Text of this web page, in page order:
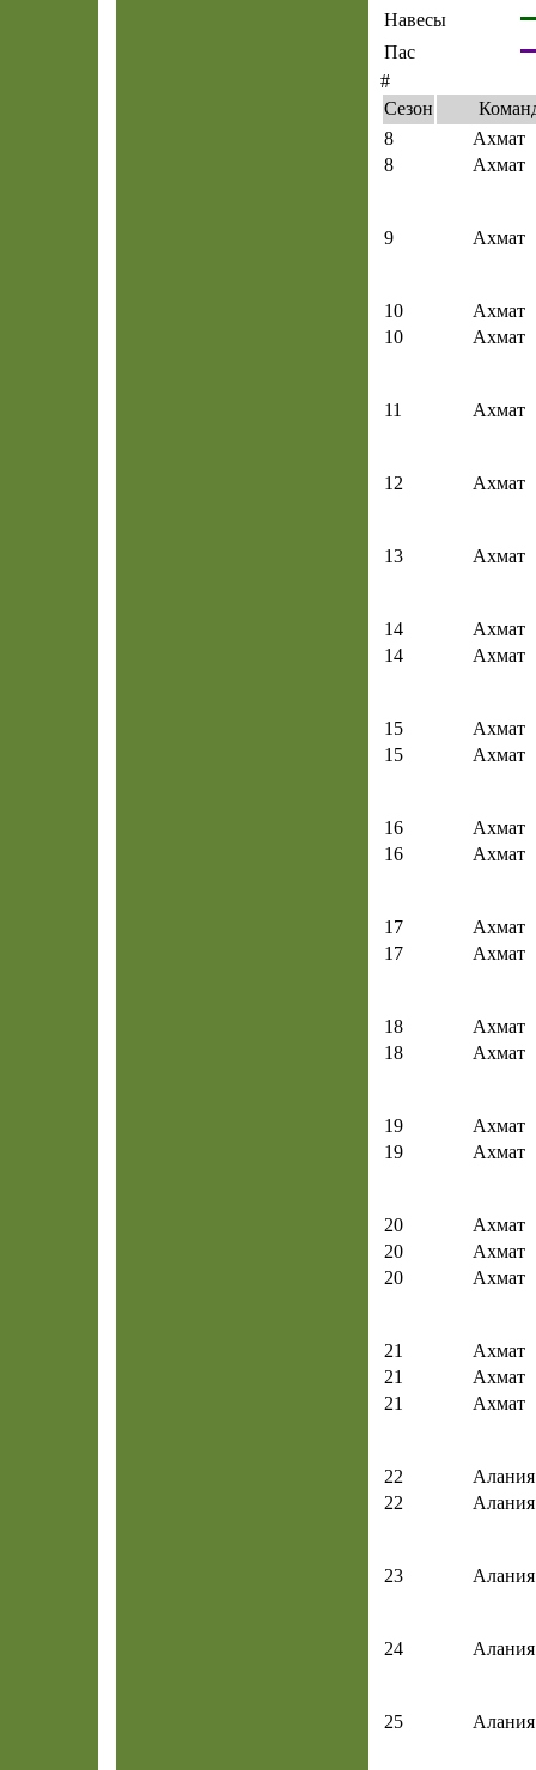
Навесы
Пас
#
Сезон
8
Ахмат
8
Ахмат
9 Ахмат
10
Ахмат
10
Ахмат
11 Ахмат
12 Ахмат
13 Ахмат
14
Ахмат
14
Ахмат
15
Ахмат
15
Ахмат
16
Ахмат
16
Ахмат
17
Ахмат
17
Ахмат
18
Ахмат
18
Ахмат
19
Ахмат
19
Ахмат
20
Ахмат
20
Ахмат
20
Ахмат
21
Ахмат
21
Ахмат
21
Ахмат
22
Алания
22
Алания
23 Алания
24 Алания
25 Алания